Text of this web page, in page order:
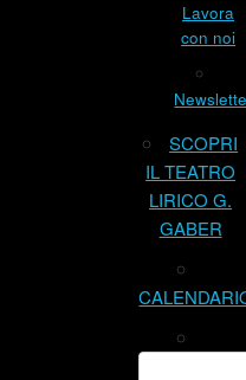
Lavora
con noi
SCOPRI
IL TEATRO
LIRICO G.
GABER